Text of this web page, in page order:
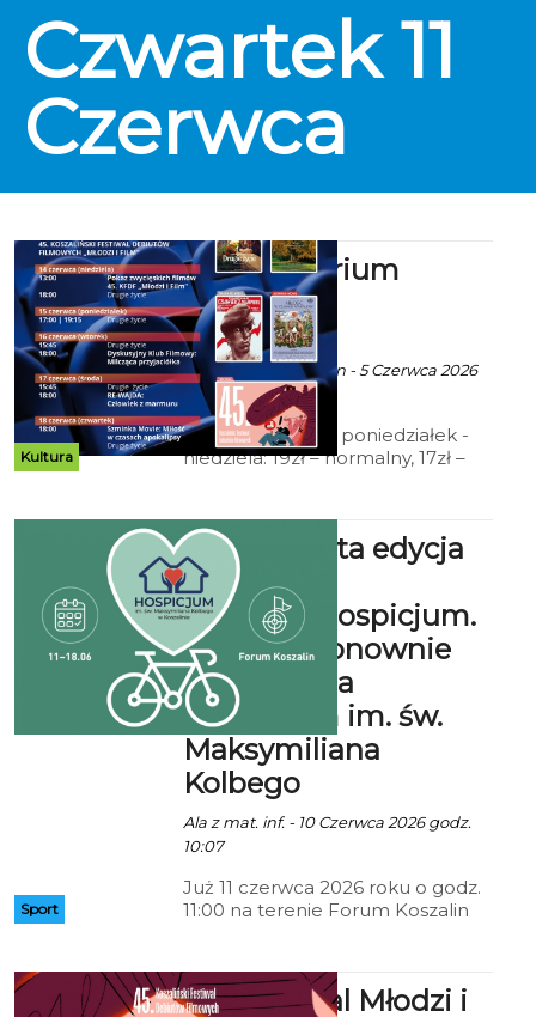
Czwartek 11
Czerwca
Kultura
Kino Kryterium
zaprasza
ekoszalin POLECA
Ala za CK105 Koszalin - 5 Czerwca 2026
godz. 4:40
Cennik: Bilety 2D poniedziałek -
niedziela: 19zł – normalny, 17zł –
Mieszkańca (honorowana w
niedziele), Dyskusyjny Klub
Filmowy, Szminka Movie
Sport
Rusza szósta edycja
akcji
#KręćdlaHospicjum.
Koszalin ponownie
pojedzie dla
Hospicjum im. św.
Maksymiliana
Kolbego
Ala z mat. inf. - 10 Czerwca 2026 godz.
10:07
Już 11 czerwca 2026 roku o godz.
11:00 na terenie Forum Koszalin
#KręćdlaHospicjum. Celem
inicjatywy jest wsparcie
45. Festiwal Młodzi i